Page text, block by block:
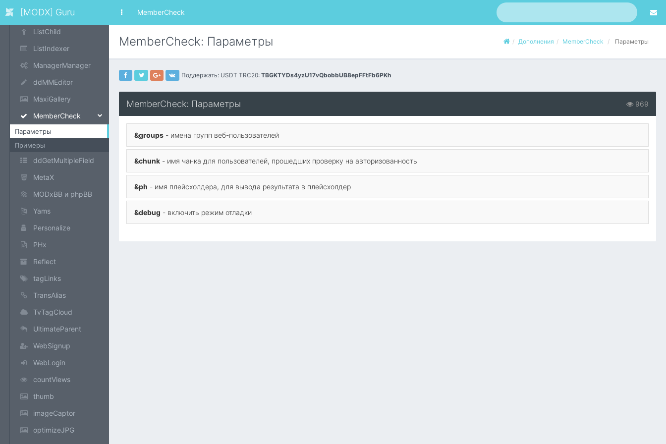
[MODX] Guru
Jot
ListChild
ListIndexer
ManagerManager
ddMMEditor
MaxiGallery
MemberCheck
Параметры
Примеры
ddGetMultipleField
MetaX
MODxBB и phpBB
Yams
Personalize
PHx
Reflect
tagLinks
TransAlias
TvTagCloud
UltimateParent
WebSignup
WebLogin
countViews
thumb
imageCaptor
optimizeJPG
MemberCheck
MemberCheck: Параметры Дополнения MemberCheck Параметры
Поддержать: USDT TRC20: TBGKTYDs4yzU17vQbobbUB8epFFtFb6PKh
969
MemberCheck: Параметры
&groups - имена групп веб-пользователей
&chunk - имя чанка для пользователей, прошедших проверку на авторизованность
&ph - имя плейсхолдера, для вывода результата в плейсхолдер
&debug - включить режим отладки